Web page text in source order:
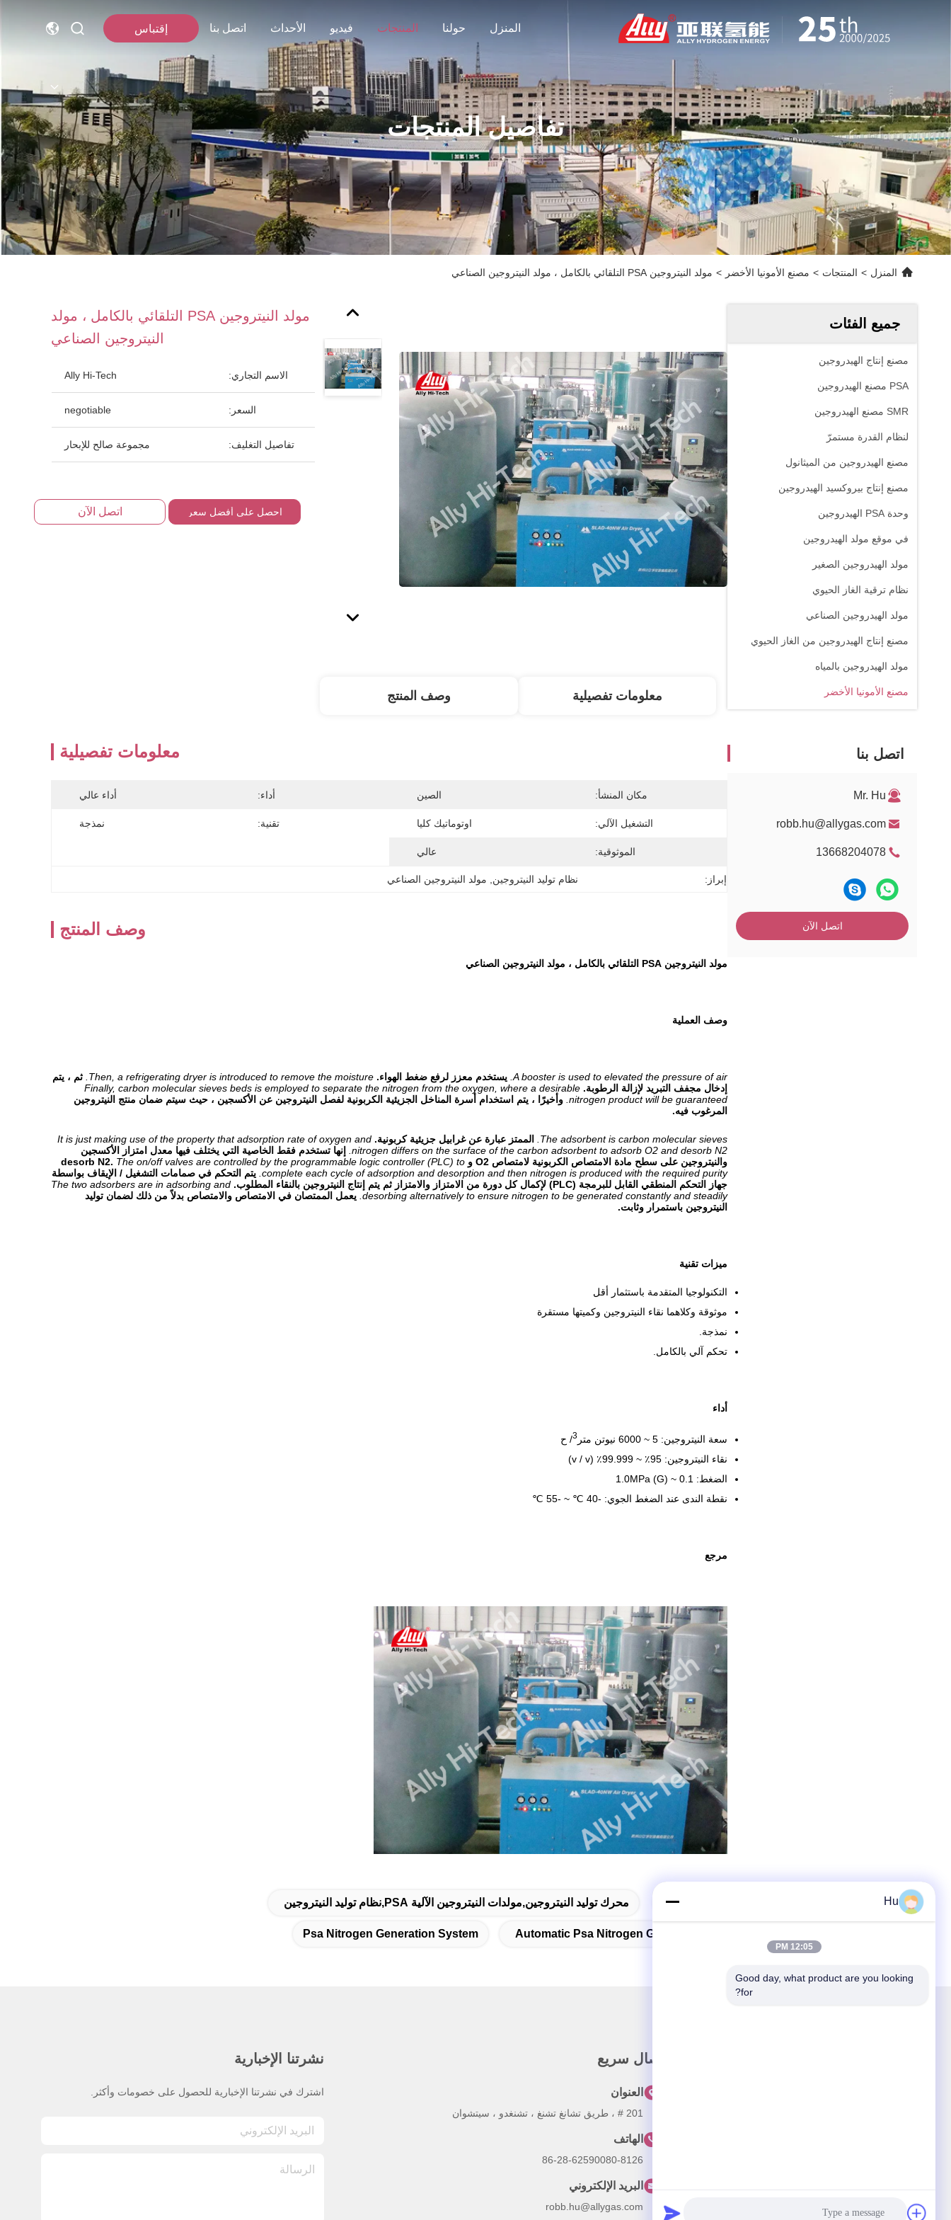
المنزل حولنا المنتجات فيديو الأحداث اتصل بنا إقتباس
تفاصيل المنتجات
المنزل > المنتجات > مصنع الأمونيا الأخضر > مولد النيتروجين PSA التلقائي بالكامل ، مولد النيتروجين الصناعي
جميع الفئات
مصنع إنتاج الهيدروجين
PSA مصنع الهيدروجين
SMR مصنع الهيدروجين
لنظام القدرة مستمرّ
مصنع الهيدروجين من الميثانول
مصنع إنتاج بيروكسيد الهيدروجين
وحدة PSA الهيدروجين
في موقع مولد الهيدروجين
مولد الهيدروجين الصغير
نظام ترقية الغاز الحيوي
مولد الهيدروجين الصناعي
مصنع إنتاج الهيدروجين من الغاز الحيوي
مولد الهيدروجين بالمياه
مصنع الأمونيا الأخضر
اتصل بنا
Mr. Hu
robb.hu@allygas.com
13668204078
اتصل الآن
مولد النيتروجين PSA التلقائي بالكامل ، مولد
النيتروجين الصناعي
الاسم التجاري: Ally Hi-Tech
السعر: negotiable
تفاصيل التغليف: مجموعة صالح للإبحار
احصل على أفضل سعر اتصل الآن
معلومات تفصيلية وصف المنتج
معلومات تفصيلية
مكان المنشأ: الصين أداء: أداء عالي
التشغيل الآلي: اوتوماتيك كليا تقنية: نمذجة
الموثوقية: عالي
إبراز: نظام توليد النيتروجين مولد النيتروجين الصناعي
وصف المنتج
مولد النيتروجين PSA التلقائي بالكامل ، مولد النيتروجين الصناعي
وصف العملية
A booster is used to elevated the pressure of air. يستخدم معزز لرفع ضغط الهواء. Then, a refrigerating dryer is introduced to remove the moisture. ثم ، يتم
إدخال مجفف التبريد لإزالة الرطوبة. Finally, carbon molecular sieves beds is employed to separate the nitrogen from the oxygen, where a desirable
nitrogen product will be guaranteed. وأخيرًا ، يتم استخدام أسرة المناخل الجزيئية الكربونية لفصل النيتروجين عن الأكسجين ، حيث سيتم ضمان منتج النيتروجين
المرغوب فيه.
The adsorbent is carbon molecular sieves. الممتز عبارة عن غرابيل جزيئية كربونية. It is just making use of the property that adsorption rate of oxygen and
nitrogen differs on the surface of the carbon adsorbent to adsorb O2 and desorb N2.
إنها تستخدم فقط الخاصية التي يختلف فيها معدل امتزاز الأكسجين
والنيتروجين على سطح مادة الامتصاص الكربونية لامتصاص O2 و desorb N2.
The on/off valves are controlled by the programmable logic controller (PLC) to
complete each cycle of adsorption and desorption and then nitrogen is produced with the required purity. يتم التحكم في صمامات التشغيل / الإيقاف بواسطة
جهاز التحكم المنطقي القابل للبرمجة (PLC) لإكمال كل دورة من الامتزاز والامتزاز ثم يتم إنتاج النيتروجين بالنقاء المطلوب.
The two adsorbers are in adsorbing and
desorbing alternatively to ensure nitrogen to be generated constantly and steadily. يعمل الممتصان في الامتصاص والامتصاص بدلاً من ذلك لضمان توليد
النيتروجين باستمرار وثابت.
ميزات تقنية
التكنولوجيا المتقدمة باستثمار أقل
موثوقة وكلاهما نقاء النيتروجين وكميتها مستقرة
نمذجة.
تحكم آلي بالكامل.
أداء
سعة النيتروجين: 5 ~ 6000 نيوتن متر 3/ ح
نقاء النيتروجين: 95٪ ~ 99.999٪ (v / v)
الضغط: 0.1 ~ 1.0MPa (G)
نقطة الندى عند الضغط الجوي: -40 ℃ ~ -55 ℃
مرجع
العلامات: محرك توليد النيتروجين,مولدات النيتروجين الآلية PSA,نظام توليد النيتروجين
Automatic Psa Nitrogen Generators
Psa Nitrogen Generation System
اتصال سريع
العنوان
201 # ، طريق تشانغ تشنغ ، تشنغدو ، سيتشوان
الهاتف
86-28-62590080-8126
البريد الإلكتروني
robb.hu@allygas.com
نشرتنا الإخبارية
اشترك في نشرتنا الإخبارية للحصول على خصومات وأكثر.
Hu
12:05 PM
Good day, what product are you looking
for?